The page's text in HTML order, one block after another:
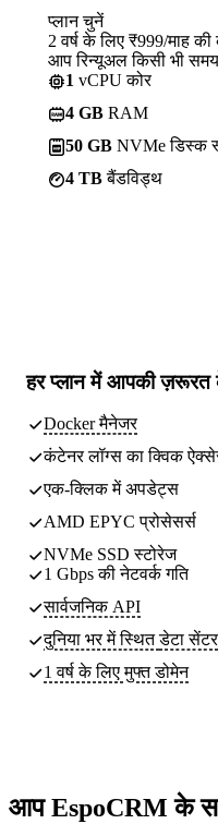
प्लान चुनें
2 वर्ष के लिए ₹999/माह की
आप रिन्यूअल किसी भी
1 vCPU कोर
4 GB RAM
50 GB NVMe डिस्क
4 TBबैंडविड्थ
हर प्लान मेंआपकी ज़रूरत
Docker मैनेजर
कंटेनर लॉग्स का क्विक
एक-क्लिक में अपडेट्स
AMD EPYC प्रोसेसर्स
NVMe SSD स्टोरेज
1 Gbps की नेटवर्क गति
सार्वजनिक API
दुनिया भर में स्थितडेटा सेंटर
1 वर्ष के लिए मुफ्त डोमेन
आप EspoCRM के